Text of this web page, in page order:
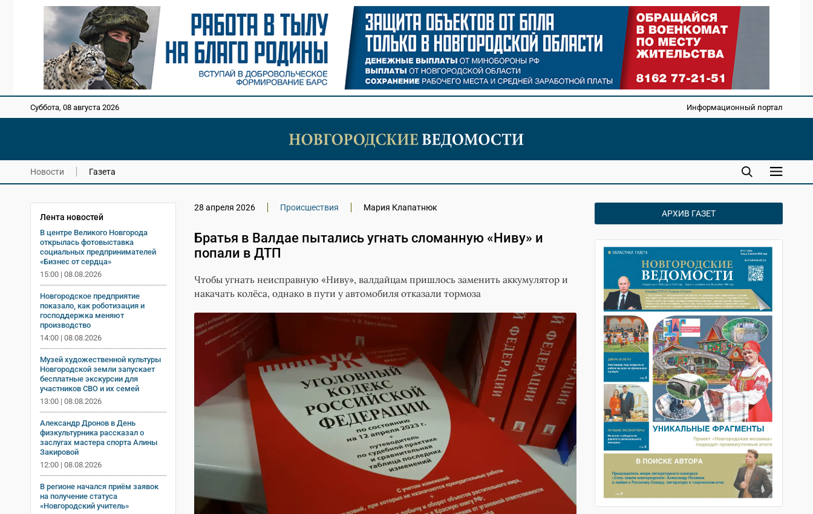
Суббота, 08 августа 2026 Информационный портал
Новости Газета
Лента новостей
В центре Великого Новгорода
открылась фотовыставка
социальных предпринимателей
«Бизнес от сердца»
15:00 | 08.08.2026
Новгородское предприятие
показало, как роботизация и
господдержка меняют
производство
14:00 | 08.08.2026
Музей художественной культуры
Новгородской земли запускает
бесплатные экскурсии для
участников СВО и их семей
13:00 | 08.08.2026
Александр Дронов в День
физкультурника рассказал о
заслугах мастера спорта Алины
Закировой
12:00 | 08.08.2026
В регионе начался приём заявок
на получение статуса
«Новгородский учитель»
28 апреля 2026 Происшествия Мария Клапатнюк
Братья в Валдае пытались угнать сломанную «Ниву» и
попали в ДТП
Чтобы угнать неисправную «Ниву», валдайцам пришлось заменить аккумулятор и
накачать колёса, однако в пути у автомобиля отказали тормоза
АРХИВ ГАЗЕТ